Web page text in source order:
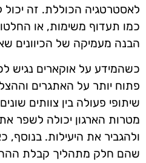
לאסטרטגיה הכוללת. זה יכול
כמו תעדוף משימות, או
הבנה מעמיקה של הכיוונים
כשהמידע על אוקארים נגיש
פתוח יותר על האתגרים
שיתופי פעולה בין צוותים
מטרות הארגון יכולה לשפר
ולהגביר את היעילות. בנוסף,
שהם חלק מתהליך קבלת